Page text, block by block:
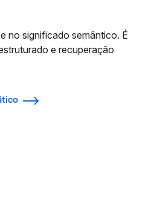
no significado semântico. É
e recuperação